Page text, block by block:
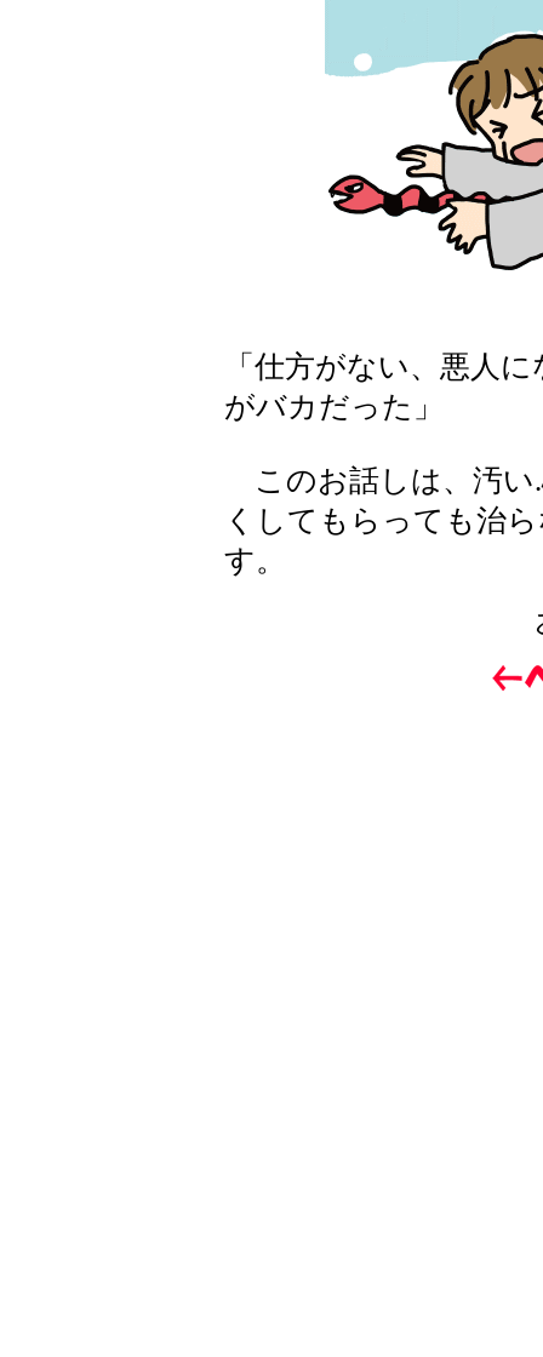
「仕方がない、悪人
がバカだった」
このお話しは、汚い
くしてもらっても治
す。